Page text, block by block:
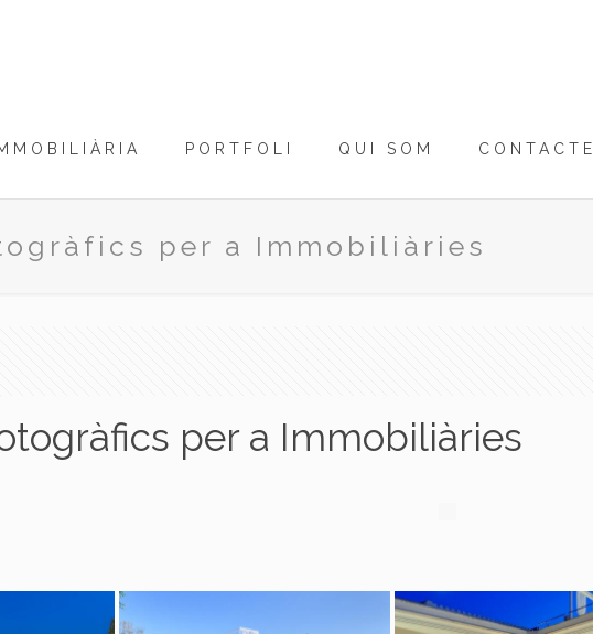
PORTFOLI QUI SOM CONTACTE
per a Immobiliàries
per a Immobiliàries